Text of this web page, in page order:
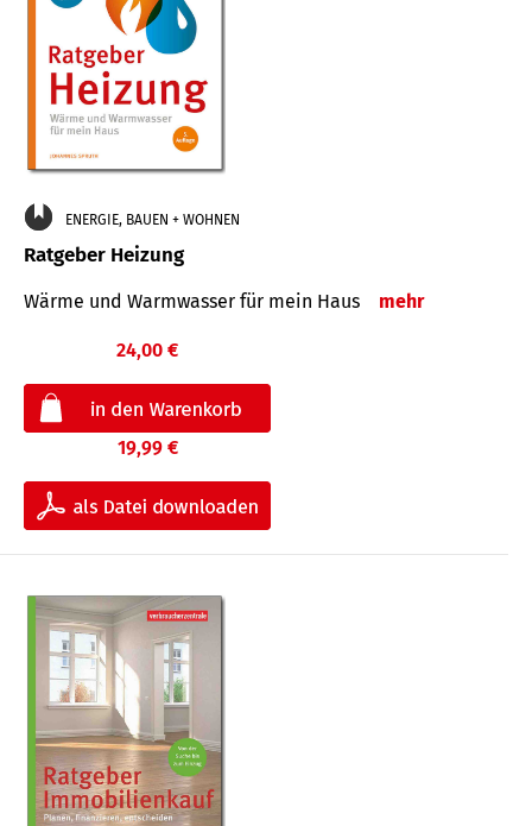
ENERGIE, BAUEN + WOHNEN
Ratgeber Heizung
Wärme und Warmwasser für mein Haus mehr
24,00 €
19,99 €